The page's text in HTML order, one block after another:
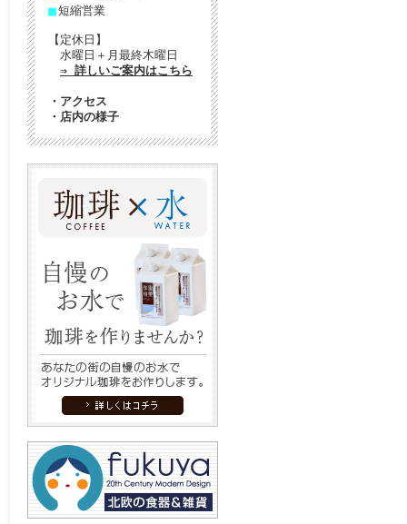
■短縮営業
【定休日】
水曜日＋月最終木曜日
⇒ 詳しいご案内はこちら
・ アクセス
・ 店内の様子